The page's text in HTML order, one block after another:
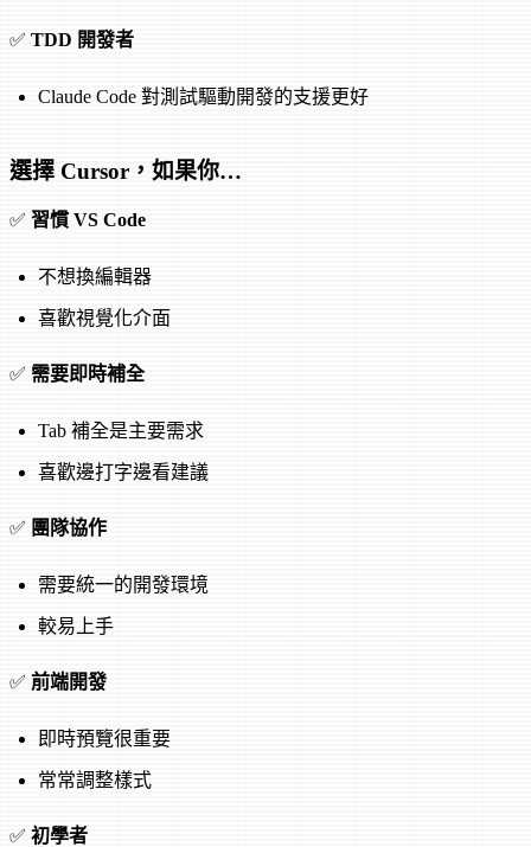
✅ TDD 開發者
Claude Code 對測試驅動開發的支援更好
選擇 Cursor，如果你…
✅ 習慣 VS Code
不想換編輯器
喜歡視覺化介面
✅ 需要即時補全
Tab 補全是主要需求
喜歡邊打字邊看建議
✅ 團隊協作
需要統一的開發環境
較易上手
✅ 前端開發
即時預覽很重要
常常調整樣式
✅ 初學者